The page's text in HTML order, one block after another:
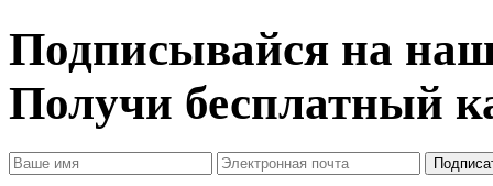
Подписывайся на
Получи бесплатный